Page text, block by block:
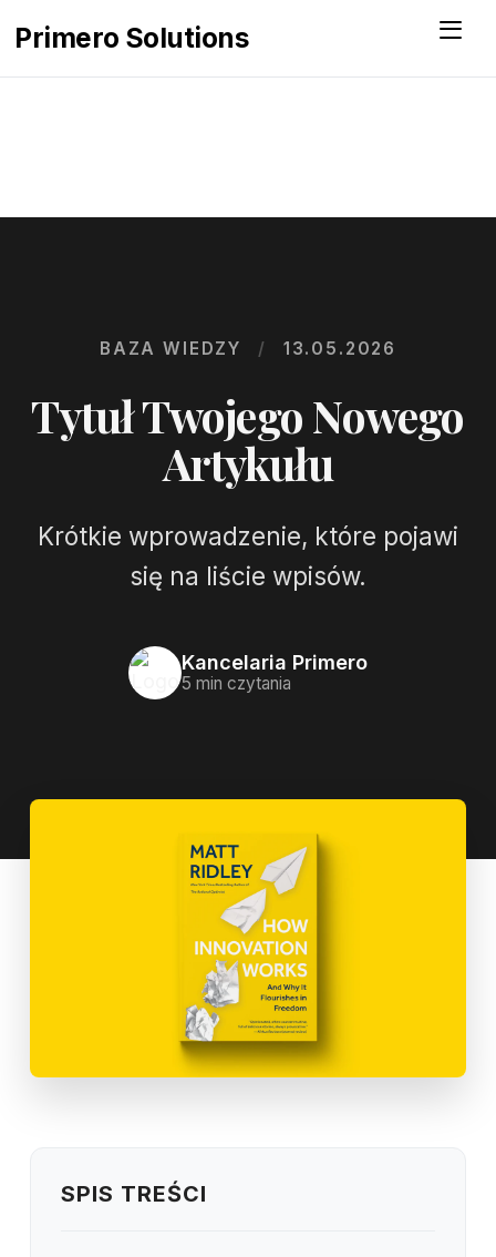
Primero Solutions Menu
BAZA WIEDZY / 13.05.2026
Tytuł Twojego Nowego
Artykułu
Krótkie wprowadzenie, które pojawi
się na liście wpisów.
Kancelaria Primero
5 min czytania
SPIS TREŚCI